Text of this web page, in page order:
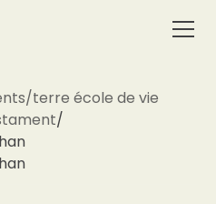
/terre école de vie
/